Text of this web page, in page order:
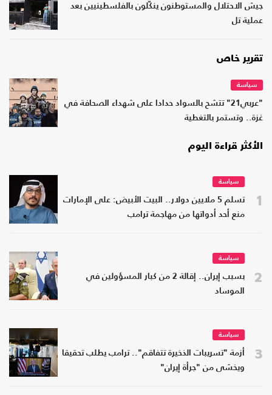
جيش الاحتلال والمستوطنون ينكّلون بالفلسطينيين بعد
عملية تل
تقرير خاص
سياسة
"عربي21" تتشح بالسواد حدادا على شهداء الصحافة في
غزة.. وتستمر بالتغطية
الأكثر قراءة اليوم
1
سياسة
تسلم 5 ملايين دولار.. البيت الأبيض: على الإمارات
منع أحد أدواتها من مهاجمة ترامب
2
سياسة
بسبب إيران.. إقالة 2 من كبار المسؤولين في
الموساد
3
سياسة
أزمة "تسريبات الذخيرة تتفاقم".. ترامب يطلب تحقيقا
ويخشى من "جرأة إيران"